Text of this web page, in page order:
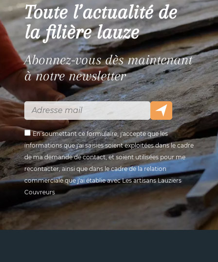
Toute l’actualité de
la filière lauze
Abonnez-vous dès maintenant
à notre newsletter
En soumettant ce formulaire, j'accepte que les
informations que j'ai saisies soient exploitées dans le cadre
de ma demande de contact, et soient utilisées pour me
recontacter, ainsi que dans le cadre de la relation
commerciale que j'ai établie avec Les artisans Lauziers
Couvreurs